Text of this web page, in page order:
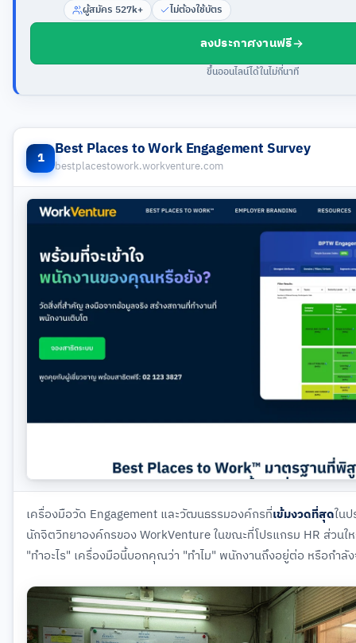
ผู้สมัคร 527k+ ไม่ต้องใช้บัตร
ลงประกาศงานฟรี
ขึ้นออนไลน์ได้ในไม่กี่นาที
1 Best Places to Work Engagement Survey
bestplacestowork.workventure.com
เครื่องมือวัด Engagement และวัฒนธรรมองค์กรที่เข้มงวดที่สุดใน
นักจิตวิทยาองค์กรของ WorkVenture ในขณะที่โปรแกรม HR ส่ว
"ทำอะไร" เครื่องมือนี้บอกคุณว่า "ทำไม" พนักงานถึงอยู่ต่อ หรือกำลั